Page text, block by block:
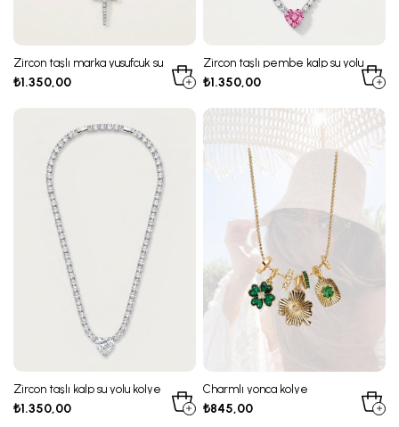
Zircon taşlı marka yusufcuk su
yolu kolye
₺1.350,00
Zircon taşlı pembe kalp su yolu
kolye
₺1.350,00
Zircon taşlı kalp su yolu kolye
₺1.350,00
Charmlı yonca kolye
₺845,00